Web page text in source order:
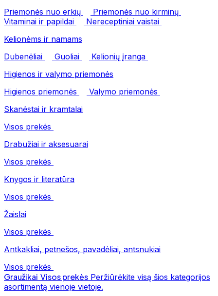
Priemonės nuo erkių
Priemonės nuo kirminų
Vitaminai ir papildai
Nereceptiniai vaistai
Kelionėms ir namams
Dubenėliai
Guoliai
Kelionių įranga
Higienos ir valymo priemonės
Higienos priemonės
Valymo priemonės
Skanėstai ir kramtalai
Visos prekės
Drabužiai ir aksesuarai
Visos prekės
Knygos ir literatūra
Visos prekės
Žaislai
Visos prekės
Antkakliai, petnešos, pavadėliai, antsnukiai
Visos prekės
Graužikai Visos prekės Peržiūrėkite visą šios kategorijos
asortimentą vienoje vietoje.